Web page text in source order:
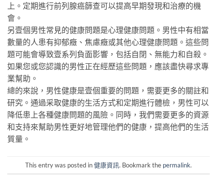
上。定期進行前列腺癌篩查可以提高早期發現和治療的機
會。
另壹個男性常見的健康問題是心理健康問題。男性中有相當
數量的人患有抑郁癥、焦慮癥或其他心理健康問題。這些問
題可能會導致壹系列負面影響，包括自閉、無能力和自殺。
如果您或您認識的男性正在經歷這些問題，應該盡快尋求專
業幫助。
總的來說，男性健康是壹個重要的問題，需要更多的關註和
研究。通過采取健康的生活方式和定期進行體檢，男性可以
降低患上各種健康問題的風險。同時，我們需要更多的資源
和支持來幫助男性更好地管理他們的健康，提高他們的生活
質量。
This entry was posted in健康資訊. Bookmark the permalink.